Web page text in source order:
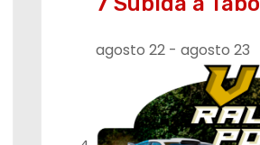
agosto 22 - agosto 23